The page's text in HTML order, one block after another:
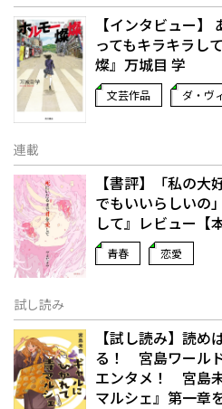
【インタビュー】
ってもキラキラ
燦』万城目 学
文芸作品 ダ・ヴ
連載
【書評】「私の
でもいいらしいの
して』レビュー【
青春 恋愛
試し読み
【試し読み】読
る！ 宮島ワール
エンタメ！ 宮島
マルシェ』第一章